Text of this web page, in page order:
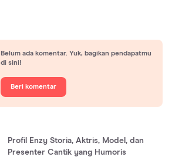
Belum ada komentar. Yuk, bagikan pendapatmu
di sini!
Beri komentar
Profil Enzy Storia, Aktris, Model, dan
Presenter Cantik yang Humoris